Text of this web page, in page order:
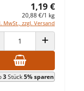
1,19 €
20,88 €/1 kg
MwSt., zzgl. Versand
VERRINGERNANZAHL
3Stück5% sparen